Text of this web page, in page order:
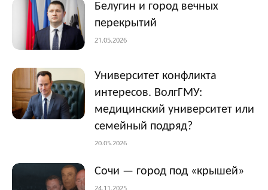
Белугин и город вечных
перекрытий
21.05.2026
Университет конфликта
интересов. ВолгГМУ:
медицинский университет или
семейный подряд?
20.05.2026
Сочи — город под «крышей»
24.11.2025